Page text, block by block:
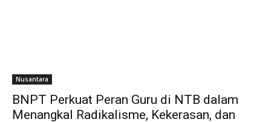
Nusantara
BNPT Perkuat Peran Guru di NTB dalam
Menangkal Radikalisme, Kekerasan, dan